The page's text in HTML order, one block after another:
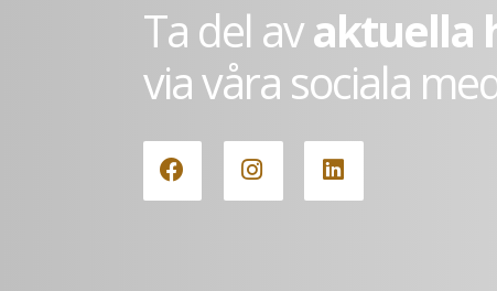
Ta del avaktuella
via våra sociala